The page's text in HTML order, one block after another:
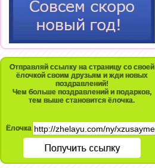
Отправляй ссылку на страницу со своей
ёлочкой своим друзьям и жди новых
поздравлений!
Чем больше поздравлений и подарков,
тем выше становится ёлочка.
Ёлочка